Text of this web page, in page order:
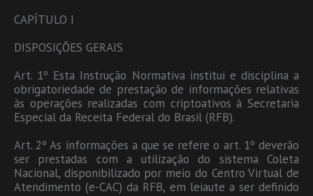
CAPÍTULO I
DISPOSIÇÕES GERAIS
Art. 1º Esta Instrução Normativa institui e disciplina a
obrigatoriedade de prestação de informações relativas
às operações realizadas com criptoativos à Secretaria
Especial da Receita Federal do Brasil (RFB).
Art. 2º As informações a que se refere o art. 1º deverão
ser prestadas com a utilização do sistema Coleta
Nacional, disponibilizado por meio do Centro Virtual de
Atendimento (e-CAC) da RFB, em leiaute a ser definido